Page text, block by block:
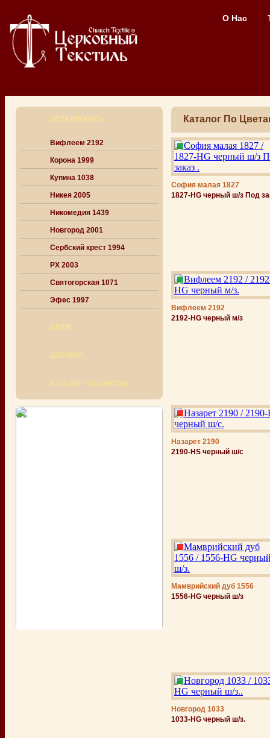
О Нас
МЕТАЛЛОНИТЬ
Вифлеем 2192
Корона 1999
Купина 1038
Никея 2005
Никомедия 1439
Новгород 2001
Сербский крест 1994
РХ 2003
Святогорская 1071
Эфес 1997
ШЕЛК
ШЕНИЛЛ
КАТАЛОГ ПО ЦВЕТАМ
Каталог По
София малая 1827
1827-НG черный ш/з Под
Вифлеем 2192
2192-НG черный м/з
Назарет 2190
2190-HS черный ш/с
Мамврийский дуб 1556
1556-HG черный ш/з
Новгород 1033
1033-HG черный ш/з.